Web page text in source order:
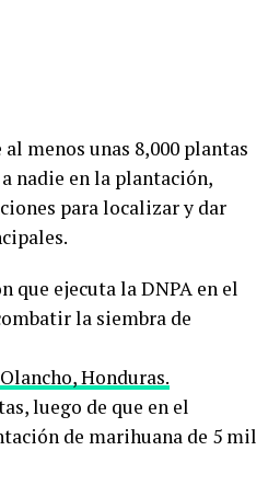
menos unas 8,000 plantas
nadie en la plantación,
para localizar y dar
que ejecuta la DNPA en el
la siembra de
Honduras.
luego de que en el
de marihuana de 5 mil